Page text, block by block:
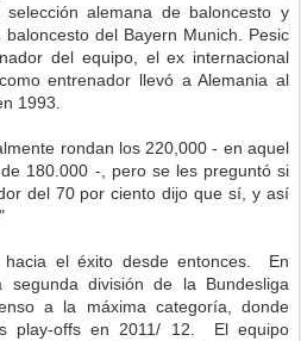
alemana de baloncesto y
del Bayern Munich. Pesic
del equipo, el ex internacional
entrenador llevó a Alemania al
1993.
rondan los 220,000 - en aquel
180.000 -, pero se les preguntó si
del 70 por ciento dijo que sí, y así
el éxito desde entonces. En
división de la Bundesliga
a la máxima categoría, donde
play-offs en 2011/ 12. El equipo